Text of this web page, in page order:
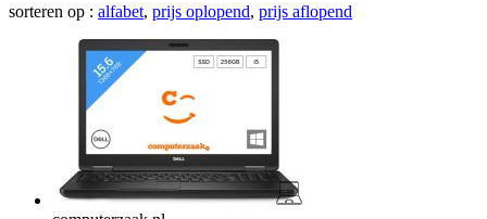
sorteren op : alfabet, prijs oplopend, prijs aflopend